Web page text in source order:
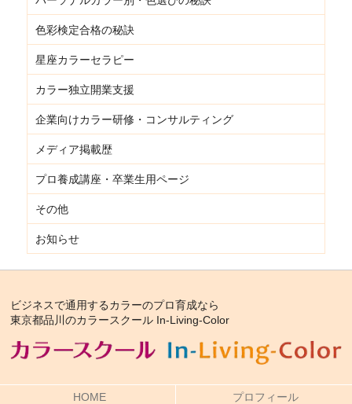
色彩検定合格の秘訣
星座カラーセラピー
カラー独立開業支援
企業向けカラー研修・コンサルティング
メディア掲載歴
プロ養成講座・卒業生用ページ
その他
お知らせ
ビジネスで通用するカラーのプロ育成なら
東京都品川のカラースクール In-Living-Color
HOME プロフィール